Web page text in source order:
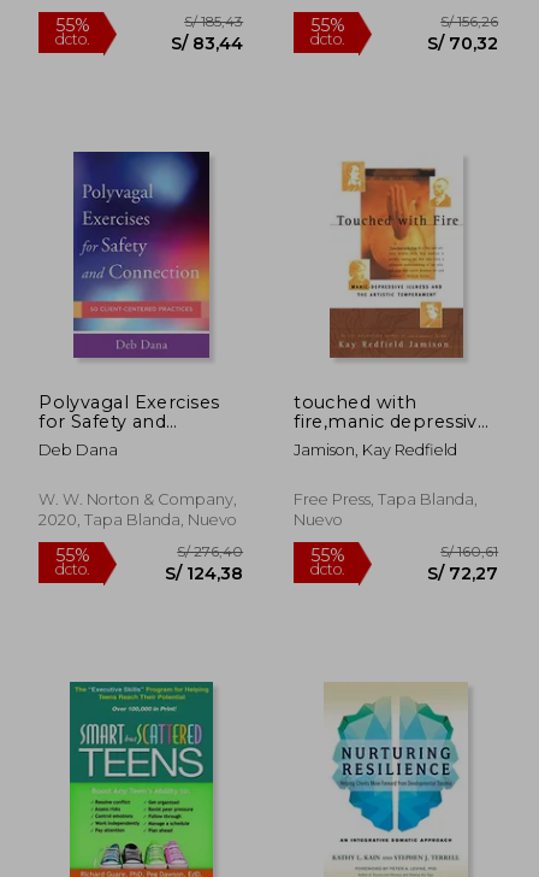
55%
dcto.
S/ 185,43
S/ 83,44
55%
Polyvagal Exercises
for Safety and
Connection: 50
Client-Centered
Series on
Interpersonal
Inglés)
Deb Dana
W. W. Norton & Company,
2020, Tapa Blanda, Nuevo
touched with
fire,manic depressive
illness and the artistic
temperament (en
Jamison, Kay Redfield
Free Press, Tapa Blanda,
Nuevo